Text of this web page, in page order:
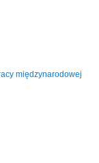
międzynarodowej